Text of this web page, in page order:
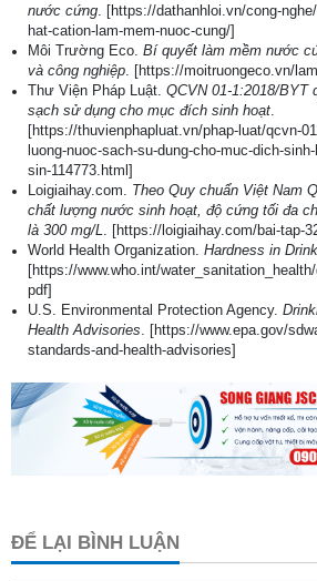
nước cứng . [https://dathanhloi.vn/cong-
hat-cation-lam-mem-nuoc-cung/]
Môi Trường Eco. Bí quyết làm mềm nước
và công nghiệp . [https://moitruongeco.vn/
Thư Viện Pháp Luật. QCVN 01-1:2018/BYT
sạch sử dụng cho mục đích sinh hoạt
[https://thuvienphapluat.vn/phap-luat/qcvn-
luong-nuoc-sach-su-dung-cho-muc-dich-
sin-114773.html]
Loigiaihay.com. Theo Quy chuẩn Việt Nam
chất lượng nước sinh hoạt, độ cứng tối đa
là 300 mg/L
. [https://loigiaihay.com/bai-tap-
World Health Organization. Hardness in
[https://www.who.int/
pdf]
U.S. Environmental Protection Agency.
Health Advisories . [https://www.epa.gov/
standards-and-health-advisories]
ĐỂ LẠI BÌNH LUẬN